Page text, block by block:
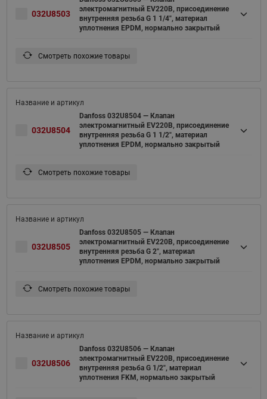
032U8503
электромагнитный EV220B, присоединение
внутренняя резьба G 1 1/4", материал
уплотнения EPDM, нормально закрытый
Смотреть похожие товары
032U8504
Danfoss 032U8504 — Клапан
электромагнитный EV220B, присоединение
внутренняя резьба G 1 1/2", материал
уплотнения EPDM, нормально закрытый
Смотреть похожие товары
032U8505
Danfoss 032U8505 — Клапан
электромагнитный EV220B, присоединение
внутренняя резьба G 2", материал
уплотнения EPDM, нормально закрытый
Смотреть похожие товары
032U8506
Danfoss 032U8506 — Клапан
электромагнитный EV220B, присоединение
внутренняя резьба G 1/2", материал
уплотнения FKM, нормально закрытый